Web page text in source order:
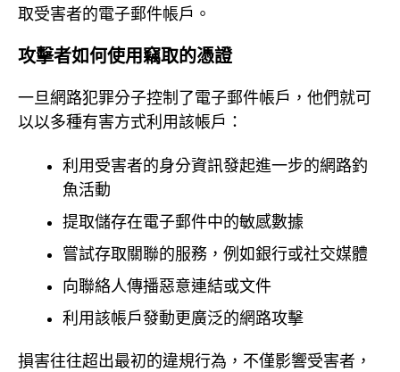
取受害者的電子郵件帳戶。
攻擊者如何使用竊取的憑證
一旦網路犯罪分子控制了電子郵件帳戶，他們就可
以以多種有害方式利用該帳戶：
利用受害者的身分資訊發起進一步的網路釣
魚活動
提取儲存在電子郵件中的敏感數據
嘗試存取關聯的服務，例如銀行或社交媒體
向聯絡人傳播惡意連結或文件
利用該帳戶發動更廣泛的網路攻擊
損害往往超出最初的違規行為，不僅影響受害者，